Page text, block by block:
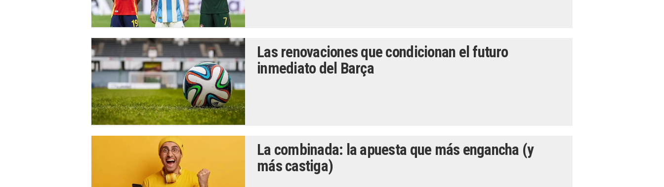
Las renovaciones que condicionan el futuro
inmediato del Barça
La combinada: la apuesta que más engancha (y
más castiga)